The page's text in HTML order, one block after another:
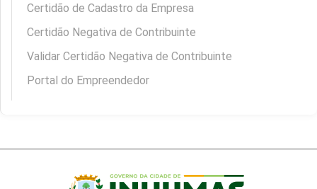
Certidão de Cadastro da Empresa
Certidão Negativa de Contribuinte
Validar Certidão Negativa de Contribuinte
Portal do Empreendedor